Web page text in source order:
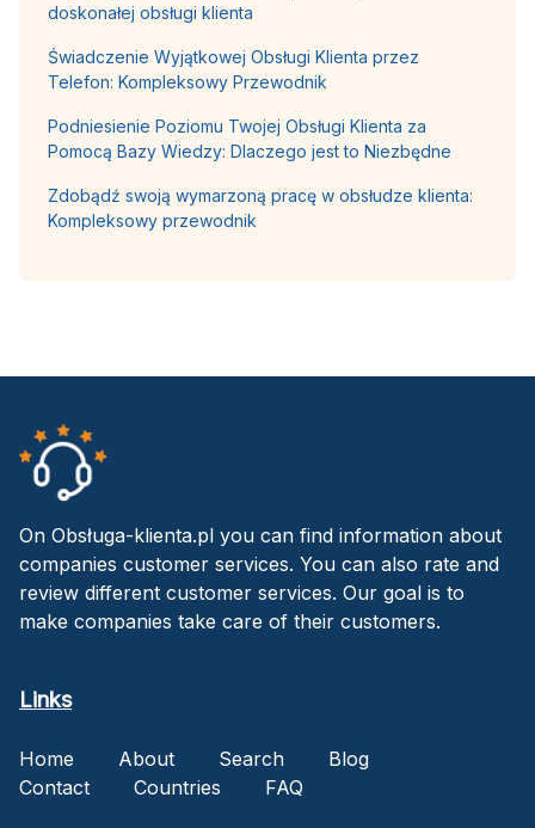
doskonałej obsługi klienta
Świadczenie Wyjątkowej Obsługi Klienta przez
Telefon: Kompleksowy Przewodnik
Podniesienie Poziomu Twojej Obsługi Klienta za
Pomocą Bazy Wiedzy: Dlaczego jest to Niezbędne
Zdobądź swoją wymarzoną pracę w obsłudze klienta:
Kompleksowy przewodnik
On Obsługa-klienta.pl you can find information about
companies customer services. You can also rate and
review different customer services. Our goal is to
make companies take care of their customers.
Links
Home About Search
Blog
Contact
Countries FAQ